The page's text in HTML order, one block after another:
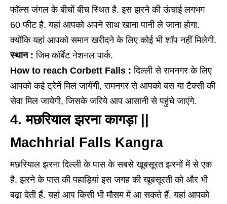
फॉल्स जंगल के बीचों बीच स्थित है. इस झरने की ऊंचाई लगभग
60 फीट है. यहां आपको अपने साथ खाना पानी ले जाना होगा.
क्योंकि यहां आपको समान खरीदने के लिए कोई भी शॉप नहीं मिलेगी.
स्थान :जिम कॉर्बेट नेशनल पार्क.
How to reach Corbett Falls : दिल्ली से रामनगर के लिए
आपको कई ट्रेनें मिल जायेंगी, रामनगर से आपको बस या टैक्सी की
सेवा मिल जायेगी, जिसके जरिये आप आसानी से पहुंचे जाएंगे.
4. मछरियाल झरना कागड़ा ||
Machhrial Falls Kangra
मछरियाल झरना दिल्ली के पास के सबसे खूबसूरत झरनों में से एक
है. झरने के पास की पहाड़ियां इस जगह की खूबसूरती को और भी
बढ़ा देती हैं. यहां आप किसी भी मौसम में आ सकते हैं. यहां आपको